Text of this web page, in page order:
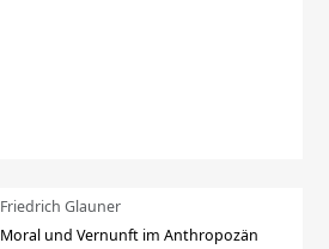
Friedrich Glauner
Moral und Vernunft im Anthropozän